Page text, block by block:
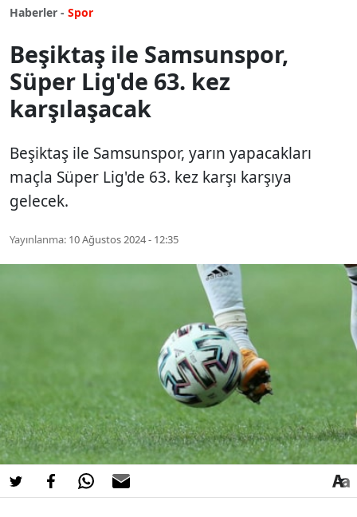
Haberler - Spor
Beşiktaş ile Samsunspor,
Süper Lig'de 63. kez
karşılaşacak
Beşiktaş ile Samsunspor, yarın yapacakları
maçla Süper Lig'de 63. kez karşı karşıya
gelecek.
Yayınlanma: 10 Ağustos 2024 - 12:35